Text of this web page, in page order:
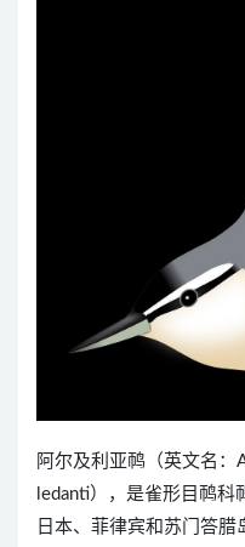
阿尔及利亚䴓（英文名：
ledanti），是雀形目䴓科
日本、菲律宾和苏门答腊